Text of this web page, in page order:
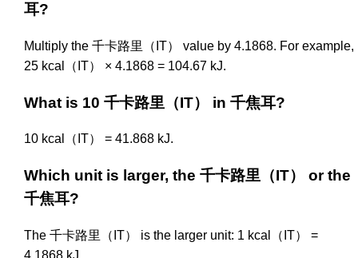
耳?
Multiply the 千卡路里（IT） value by 4.1868. For example,
25 kcal（IT） × 4.1868 = 104.67 kJ.
What is 10 千卡路里（IT） in 千焦耳?
10 kcal（IT） = 41.868 kJ.
Which unit is larger, the 千卡路里（IT） or the
千焦耳?
The 千卡路里（IT） is the larger unit: 1 kcal（IT） =
4.1868 kJ.